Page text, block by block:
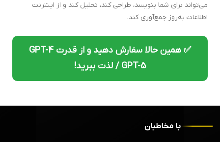
می‌تواند برای شما بنویسد، طراحی کند، تحلیل کند و از اینترنت
اطلاعات به‌روز جمع‌آوری کند.
✅ همین حالا سفارش دهید و از قدرت GPT-4
/ GPT-5 لذت ببرید!
با مخاطبان